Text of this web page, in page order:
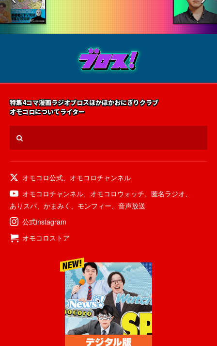
特集4コマ漫画ラジオブロスほかほかおにぎりクラブ
オモコロについてライター
オモコロ公式
オモコロチャンネル
オモコロチャンネル
オモコロウォッチ 匿名ラジオ
ありスパ
かまみく モンフィー
音声放送
公式instagram
オモコロストア